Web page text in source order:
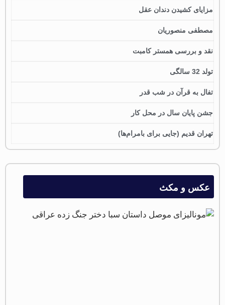
مزایای کشیدن دندان عقل
مصطفی منصوریان
نقد و بررسی همستر کامبت
تولد 32 سالگی
تفال به قرآن در شب قدر
جشن پایان سال در محل کار
تهران قدیم (جایی برای بامرام‌ها)
عکس و مکث